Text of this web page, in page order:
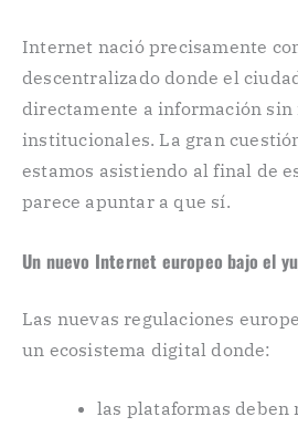
Internet nació precisamente
descentralizado donde el
directamente a información
institucionales. La gran
estamos asistiendo al final de
parece apuntar a que sí.
Un nuevo Internet europeo bajo el
Las nuevas regulaciones
un ecosistema digital donde:
las plataformas deben